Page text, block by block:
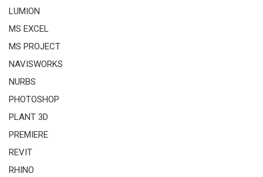
LUMION
MS EXCEL
MS PROJECT
NAVISWORKS
NURBS
PHOTOSHOP
PLANT 3D
PREMIERE
REVIT
RHINO